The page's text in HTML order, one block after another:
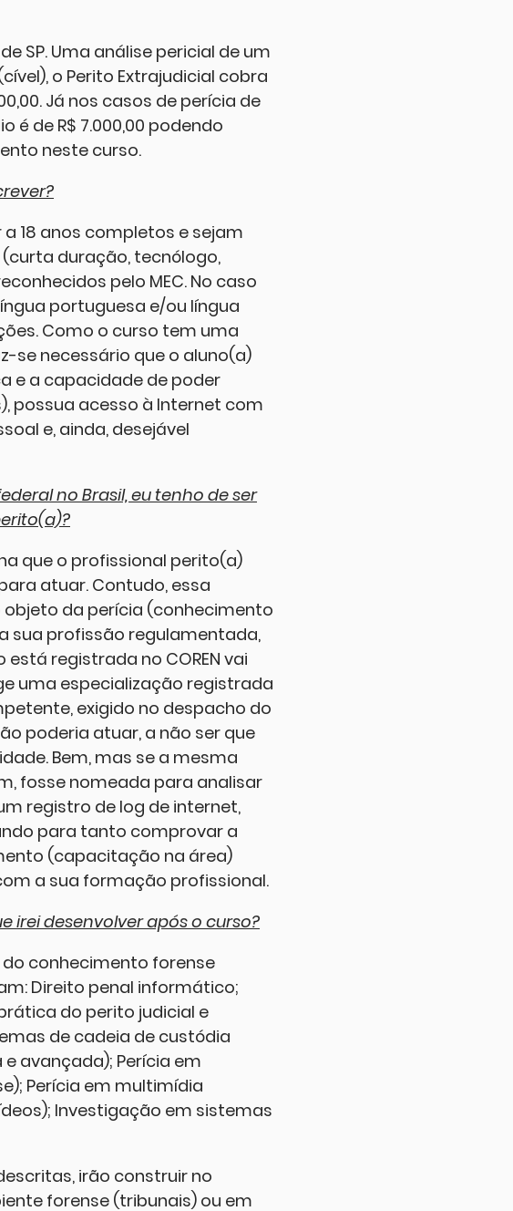
SP. Uma análise pericial de um
o Perito Extrajudicial cobra
Já nos casos de perícia de
de R$ 7.000,00 podendo
neste curso.
18 anos completos e sejam
duração, tecnólogo,
pelo MEC. No caso
portuguesa e/ou língua
Como o curso tem uma
se necessário que o aluno(a)
e a capacidade de poder
possua acesso à Internet com
e, ainda, desejável
no Brasil, eu tenho de ser
que o profissional perito(a)
atuar. Contudo, essa
da perícia (conhecimento
sua profissão regulamentada,
registrada no COREN vai
uma especialização registrada
exigido no despacho do
poderia atuar, a não ser que
Bem, mas se a mesma
fosse nomeada para analisar
registro de log de internet,
para tanto comprovar a
(capacitação na área)
a sua formação profissional.
irei desenvolver após o curso?
conhecimento forense
Direito penal informático;
do perito judicial e
de cadeia de custódia
avançada); Perícia em
Perícia em multimídia
Investigação em sistemas
irão construir no
forense (tribunais) ou em